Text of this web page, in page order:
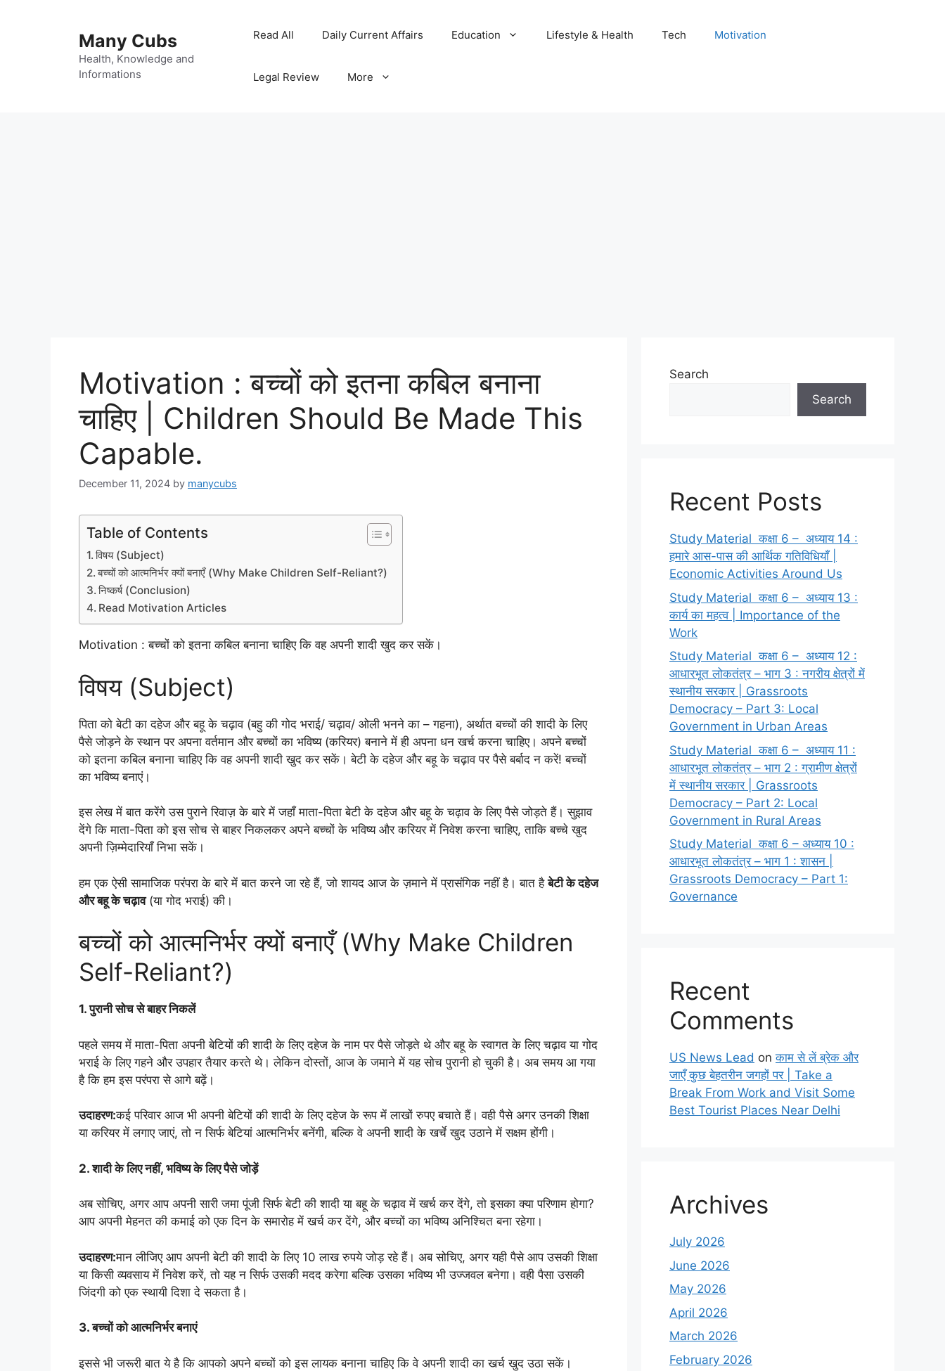
Many Cubs
Health, Knowledge and
Informations
Read All Daily Current Affairs Education Lifestyle & Health Tech Motivation
Legal Review More
Motivation : बच्चों को इतना कबिल बनाना
चाहिए | Children Should Be Made This
Capable.
December 11, 2024 by manycubs
Table of Contents
विषय (Subject)
बच्चों को आत्मनिर्भर क्यों बनाएँ (Why Make Children Self-Reliant?)
निष्कर्ष (Conclusion)
Read Motivation Articles
Motivation : बच्चों को इतना कबिल बनाना चाहिए कि वह अपनी शादी खुद कर सकें।
विषय (Subject)
पिता को बेटी का दहेज और बहू के चढ़ाव (बहु की गोद भराई/ चढ़ाव/ ओली भनने का – गहना), अर्थात बच्चों की शादी के लिए
पैसे जोड़ने के स्थान पर अपना वर्तमान और बच्चों का भविष्य (करियर) बनाने में ही अपना धन खर्च करना चाहिए। अपने बच्चों
को इतना कबिल बनाना चाहिए कि वह अपनी शादी खुद कर सकें। बेटी के दहेज और बहू के चढ़ाव पर पैसे बर्बाद न करें! बच्चों
का भविष्य बनाएं।
इस लेख में बात करेंगे उस पुराने रिवाज़ के बारे में जहाँ माता-पिता बेटी के दहेज और बहू के चढ़ाव के लिए पैसे जोड़ते हैं। सुझाव
देंगे कि माता-पिता को इस सोच से बाहर निकलकर अपने बच्चों के भविष्य और करियर में निवेश करना चाहिए, ताकि बच्चे खुद
अपनी ज़िम्मेदारियाँ निभा सकें।
हम एक ऐसी सामाजिक परंपरा के बारे में बात करने जा रहे हैं, जो शायद आज के ज़माने में प्रासंगिक नहीं है। बात हैबेटी के दहेज
और बहू के चढ़ाव(या गोद भराई) की।
बच्चों को आत्मनिर्भर क्यों बनाएँ (Why Make Children
Self-Reliant?)
1. पुरानी सोच से बाहर निकलें
पहले समय में माता-पिता अपनी बेटियों की शादी के लिए दहेज के नाम पर पैसे जोड़ते थे और बहू के स्वागत के लिए चढ़ाव या गोद
भराई के लिए गहने और उपहार तैयार करते थे। लेकिन दोस्तों, आज के जमाने में यह सोच पुरानी हो चुकी है। अब समय आ गया
है कि हम इस परंपरा से आगे बढ़ें।
उदाहरण:कई परिवार आज भी अपनी बेटियों की शादी के लिए दहेज के रूप में लाखों रुपए बचाते हैं। वही पैसे अगर उनकी शिक्षा
या करियर में लगाए जाएं, तो न सिर्फ बेटियां आत्मनिर्भर बनेंगी, बल्कि वे अपनी शादी के खर्चे खुद उठाने में सक्षम होंगी।
2. शादी के लिए नहीं, भविष्य के लिए पैसे जोड़ें
अब सोचिए, अगर आप अपनी सारी जमा पूंजी सिर्फ बेटी की शादी या बहू के चढ़ाव में खर्च कर देंगे, तो इसका क्या परिणाम होगा?
आप अपनी मेहनत की कमाई को एक दिन के समारोह में खर्च कर देंगे, और बच्चों का भविष्य अनिश्चित बना रहेगा।
उदाहरण:मान लीजिए आप अपनी बेटी की शादी के लिए 10 लाख रुपये जोड़ रहे हैं। अब सोचिए, अगर यही पैसे आप उसकी शिक्षा
या किसी व्यवसाय में निवेश करें, तो यह न सिर्फ उसकी मदद करेगा बल्कि उसका भविष्य भी उज्जवल बनेगा। वही पैसा उसकी
जिंदगी को एक स्थायी दिशा दे सकता है।
3. बच्चों को आत्मनिर्भर बनाएं
इससे भी जरूरी बात ये है कि आपको अपने बच्चों को इस लायक बनाना चाहिए कि वे अपनी शादी का खर्च खुद उठा सकें।
Search
Search
Recent Posts
Study Material कक्षा 6 – अध्याय 14 :
हमारे आस-पास की आर्थिक गतिविधियाँ |
Economic Activities Around Us
Study Material कक्षा 6 – अध्याय 13 :
कार्य का महत्व | Importance of the
Work
Study Material कक्षा 6 – अध्याय 12 :
आधारभूत लोकतंत्र – भाग 3 : नगरीय क्षेत्रों में
स्थानीय सरकार | Grassroots
Democracy – Part 3: Local
Government in Urban Areas
Study Material कक्षा 6 – अध्याय 11 :
आधारभूत लोकतंत्र – भाग 2 : ग्रामीण क्षेत्रों
में स्थानीय सरकार | Grassroots
Democracy – Part 2: Local
Government in Rural Areas
Study Material कक्षा 6 – अध्याय 10 :
आधारभूत लोकतंत्र – भाग 1 : शासन |
Grassroots Democracy – Part 1:
Governance
Recent
Comments
US News Lead onकाम से लें ब्रेक और
जाएँ कुछ बेहतरीन जगहों पर | Take a
Break From Work and Visit Some
Best Tourist Places Near Delhi
Archives
July 2026
June 2026
May 2026
April 2026
March 2026
February 2026